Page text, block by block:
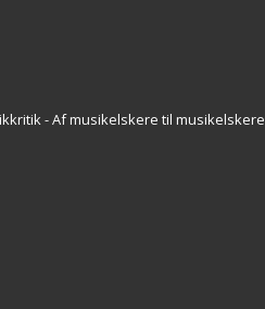
- Af musikelskere til musikelskere